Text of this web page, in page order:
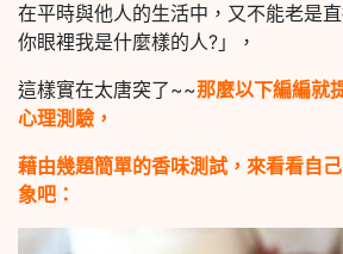
在平時與他人的生活中，又不能老是
你眼裡我是什麼樣的人?」，
這樣實在太唐突了~~那麼以下編編就
心理測驗，
藉由幾題簡單的香味測試，來看看自
象吧：